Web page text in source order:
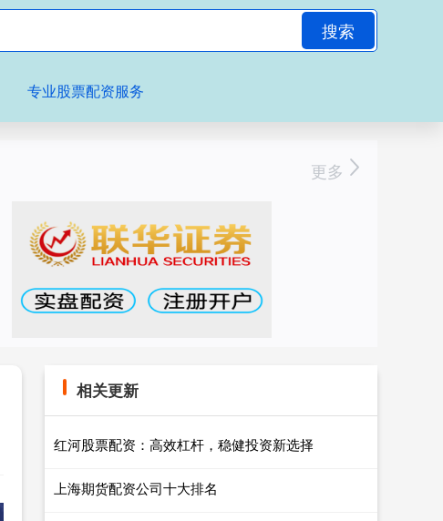
搜索
专业股票配资服务
更多
相关更新
红河股票配资：高效杠杆，稳健投资新选择
上海期货配资公司十大排名